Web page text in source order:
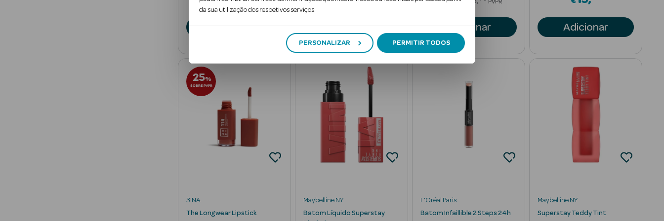
da sua utilização dos respetivos serviços.
PERSONALIZAR PERMITIR TODOS
PVPR
Adicionar Adicionar
PVPR
Adicionar Adicionar
25%
SOBRE PVPR
3INA
The Longwear Lipstick
Maybelline NY
Batom Líquido Superstay
L'Oréal Paris
Batom Infaillible 2 Steps 24h
Maybelline NY
Superstay Teddy Tint